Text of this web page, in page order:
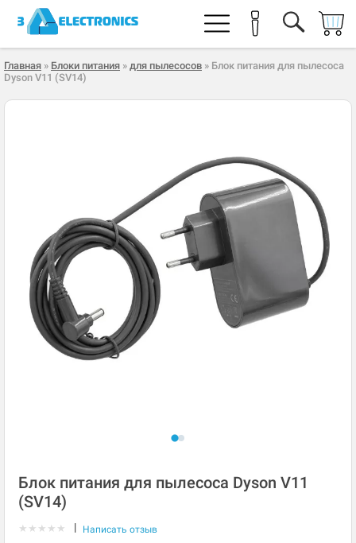
Главная » Блоки питания » для пылесосов » Блок питания для пылесоса
Dyson V11 (SV14)
Блок питания для пылесоса Dyson V11
(SV14)
★ ★ ★ ★ ★ | Написать отзыв